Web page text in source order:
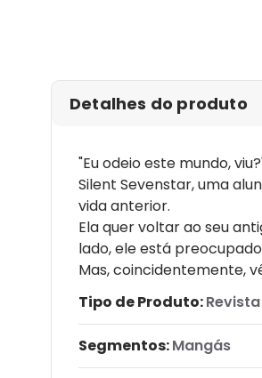
Detalhes do produto
"Eu odeio este mundo,
Silent Sevenstar, uma
vida anterior.
Ela quer voltar ao seu
lado, ele está
Mas, coincidentemente,
Tipo de Produto:Revista
Segmentos:Mangás